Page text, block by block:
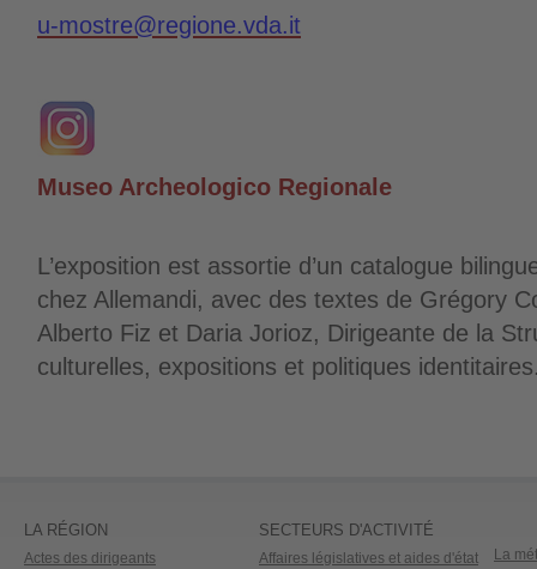
u-mostre@regione.vda.it
Museo Archeologico Regionale
L’exposition est assortie d’un catalogue
chez Allemandi, avec des textes de Grégory
Alberto Fiz et Daria Jorioz, Dirigeante de la
culturelles, expositions et politiques
LA RÉGION
Actes des dirigeants
SECTEURS D'ACTIVITÉ
Affaires législatives et aides d'état
La